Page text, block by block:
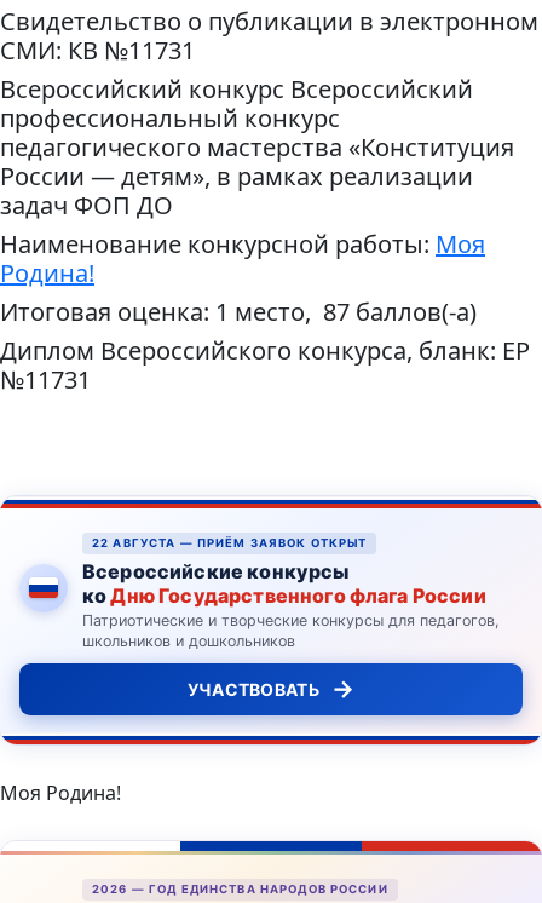
Свидетельство о публикации в электронном
СМИ: КВ №11731
Всероссийский конкурс Всероссийский
профессиональный конкурс
педагогического мастерства «Конституция
России — детям», в рамках реализации
задач ФОП ДО
Наименование конкурсной работы: Моя
Родина!
Итоговая оценка: 1 место, 87 баллов(-а)
Диплом Всероссийского конкурса, бланк: ЕР
№11731
22 АВГУСТА — ПРИЁМ ЗАЯВОК ОТКРЫТ
Всероссийские конкурсы
коДню Государственного флага России
Патриотические и творческие конкурсы для педагогов,
школьников и дошкольников
УЧАСТВОВАТЬ →
Моя Родина!
2026 — ГОД ЕДИНСТВА НАРОДОВ РОССИИ